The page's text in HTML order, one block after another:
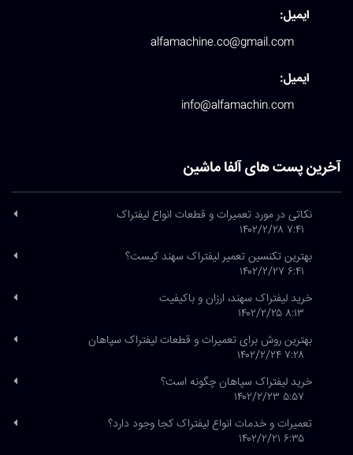
ایمیل:
alfamachine.co@gmail.com
ایمیل:
info@alfamachin.com
آخرین پست های آلفا ماشین
نکاتی در مورد تعمیرات و قطعات انواع لیفتراک
۷:۴۱ ۱۴۰۲/۲/۲۸
بهترین تکنسین تعمیر لیفتراک سهند کیست؟
۶:۴۱ ۱۴۰۲/۲/۲۷
خرید لیفتراک سهند، ارزان و باکیفیت
۸:۱۳ ۱۴۰۲/۲/۲۵
بهترین روش برای تعمیرات و قطعات لیفتراک سپاهان
۷:۲۸ ۱۴۰۲/۲/۲۴
خرید لیفتراک سپاهان چگونه است؟
۵:۵۷ ۱۴۰۲/۲/۲۳
تعمیرات و خدمات انواع لیفتراک کجا وجود دارد؟
۶:۳۵ ۱۴۰۲/۲/۲۱